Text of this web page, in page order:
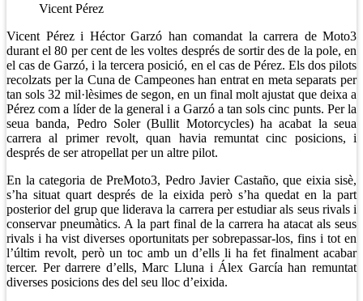
Vicent Pérez
Vicent Pérez i Héctor Garzó han comandat la carrera de Moto3
durant el 80 per cent de les voltes després de sortir des de la pole, en
el cas de Garzó, i la tercera posició, en el cas de Pérez. Els dos pilots
recolzats per la Cuna de Campeones han entrat en meta separats per
tan sols 32 mil·lèsimes de segon, en un final molt ajustat que deixa a
Pérez com a líder de la general i a Garzó a tan sols cinc punts. Per la
seua banda, Pedro Soler (Bullit Motorcycles) ha acabat la seua
carrera al primer revolt, quan havia remuntat cinc posicions, i
després de ser atropellat per un altre pilot.
En la categoria de PreMoto3, Pedro Javier Castaño, que eixia sisè,
s’ha situat quart després de la eixida però s’ha quedat en la part
posterior del grup que liderava la carrera per estudiar als seus rivals i
conservar pneumàtics. A la part final de la carrera ha atacat als seus
rivals i ha vist diverses oportunitats per sobrepassar-los, fins i tot en
l’últim revolt, però un toc amb un d’ells li ha fet finalment acabar
tercer. Per darrere d’ells, Marc Lluna i Álex García han remuntat
diverses posicions des del seu lloc d’eixida.